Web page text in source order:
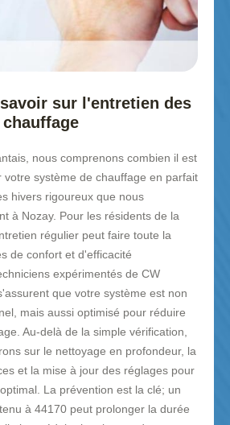
sur l'entretien des
nous comprenons combien il est
votre système de chauffage en parfait
hivers rigoureux que nous
à Nozay. Pour les résidents de la
régulier peut faire toute la
de confort et d'efficacité
expérimentés de CW
que votre système est non
mais aussi optimisé pour réduire
Au-delà de la simple vérification,
sur le nettoyage en profondeur, la
et la mise à jour des réglages pour
La prévention est la clé; un
à 44170 peut prolonger la durée